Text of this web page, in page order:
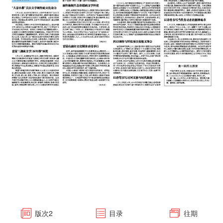
版次2 目录 往期